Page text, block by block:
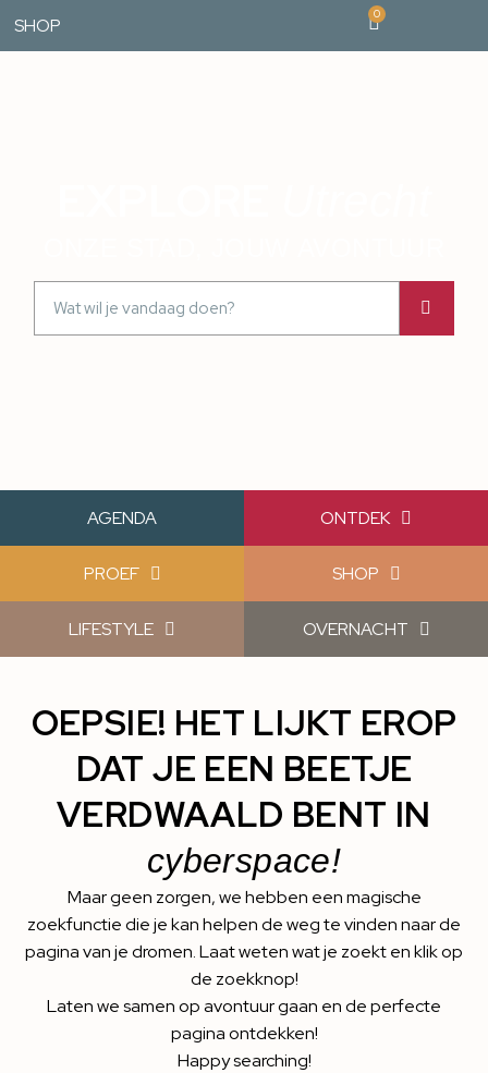
SHOP
0
AGENDA ONTDEK
PROEF SHOP
LIFESTYLE OVERNACHT
OEPSIE! HET LIJKT EROP
DAT JE EEN BEETJE
VERDWAALD BENT IN
cyberspace!
Maar geen zorgen, we hebben een magische
zoekfunctie die je kan helpen de weg te vinden naar de
pagina van je dromen. Laat weten wat je zoekt en klik op
de zoekknop!
Laten we samen op avontuur gaan en de perfecte
pagina ontdekken!
Happy searching!